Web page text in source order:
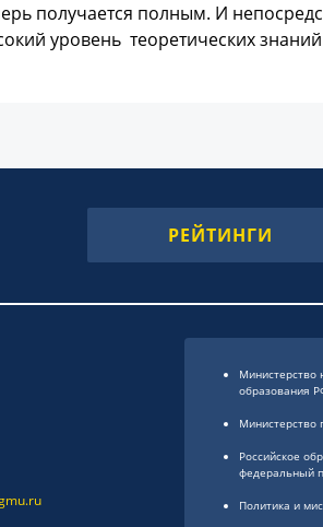
получается полным. И
уровень теоретических
РЕЙТИНГИ
Министерство
образования
Российское
федеральный
Политика и